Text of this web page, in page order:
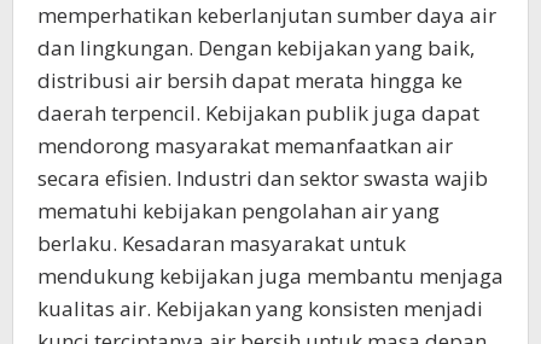
memperhatikan keberlanjutan sumber daya air
dan lingkungan. Dengan kebijakan yang baik,
distribusi air bersih dapat merata hingga ke
daerah terpencil. Kebijakan publik juga dapat
mendorong masyarakat memanfaatkan air
secara efisien. Industri dan sektor swasta wajib
mematuhi kebijakan pengolahan air yang
berlaku. Kesadaran masyarakat untuk
mendukung kebijakan juga membantu menjaga
kualitas air. Kebijakan yang konsisten menjadi